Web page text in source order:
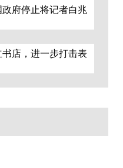
府停止将记者白兆
店，进一步打击表